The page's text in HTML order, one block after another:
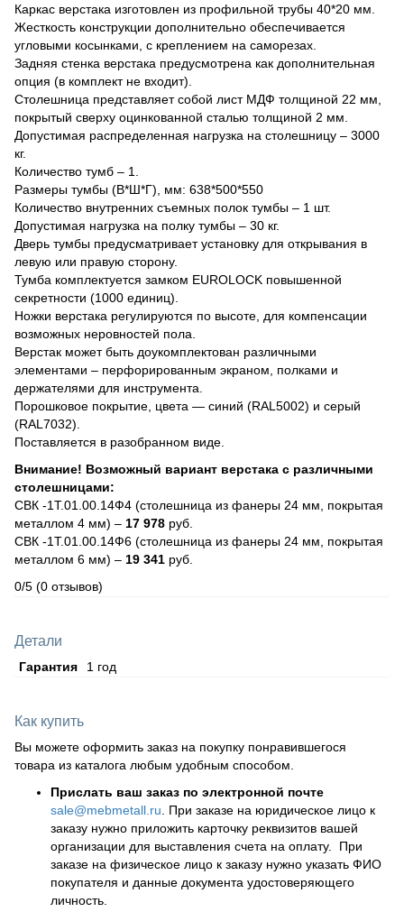
Каркас верстака изготовлен из профильной трубы 40*20 мм.
Жесткость конструкции дополнительно обеспечивается
угловыми косынками, с креплением на саморезах.
Задняя стенка верстака предусмотрена как дополнительная
опция (в комплект не входит).
Столешница представляет собой лист МДФ толщиной 22 мм,
покрытый сверху оцинкованной сталью толщиной 2 мм.
Допустимая распределенная нагрузка на столешницу – 3000
кг.
Количество тумб – 1.
Размеры тумбы (В*Ш*Г), мм: 638*500*550
Количество внутренних съемных полок тумбы – 1 шт.
Допустимая нагрузка на полку тумбы – 30 кг.
Дверь тумбы предусматривает установку для открывания в
левую или правую сторону.
Тумба комплектуется замком EUROLOCK повышенной
секретности (1000 единиц).
Ножки верстака регулируются по высоте, для компенсации
возможных неровностей пола.
Верстак может быть доукомплектован различными
элементами – перфорированным экраном, полками и
держателями для инструмента.
Порошковое покрытие, цвета — синий (RAL5002) и серый
(RAL7032).
Поставляется в разобранном виде.
Внимание! Возможный вариант верстака с различными
столешницами:
СВК -1Т.01.00.14Ф4 (столешница из фанеры 24 мм, покрытая
металлом 4 мм) – 17 978 руб.
СВК -1Т.01.00.14Ф6 (столешница из фанеры 24 мм, покрытая
металлом 6 мм) – 19 341 руб.
0/5 (0 отзывов)
Детали
Гарантия 1 год
Как купить
Вы можете оформить заказ на покупку понравившегося
товара из каталога любым удобным способом.
Прислать ваш заказ по электронной почте
sale@mebmetall.ru . При заказе на юридическое лицо к
заказу нужно приложить карточку реквизитов вашей
организации для выставления счета на оплату. При
заказе на физическое лицо к заказу нужно указать ФИО
покупателя и данные документа удостоверяющего
личность.